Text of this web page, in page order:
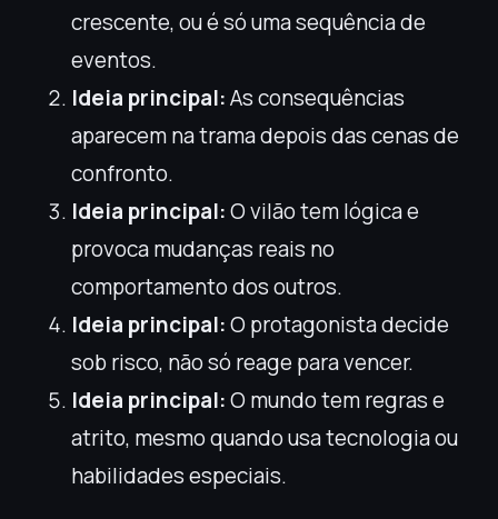
crescente, ou é só uma sequência de
eventos.
Ideia principal:As consequências
aparecem na trama depois das cenas de
confronto.
Ideia principal:O vilão tem lógica e
provoca mudanças reais no
comportamento dos outros.
Ideia principal:O protagonista decide
sob risco, não só reage para vencer.
Ideia principal:O mundo tem regras e
atrito, mesmo quando usa tecnologia ou
habilidades especiais.